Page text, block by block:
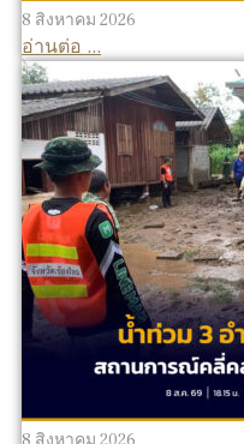
8 สิงหาคม 2026
อ่านต่อ ...